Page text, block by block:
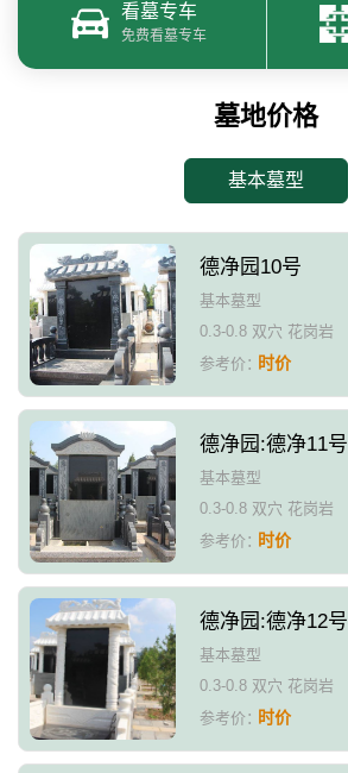
看墓专车
免费看墓专车
墓地价格
基本墓型
德净园10号
基本墓型
0.3-0.8 双穴 花岗岩
参考价：时价
德净园:德净11号
基本墓型
0.3-0.8 双穴 花岗岩
参考价：时价
德净园:德净12号
基本墓型
0.3-0.8 双穴 花岗岩
参考价：时价